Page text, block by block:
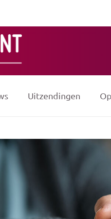
Uitzendingen